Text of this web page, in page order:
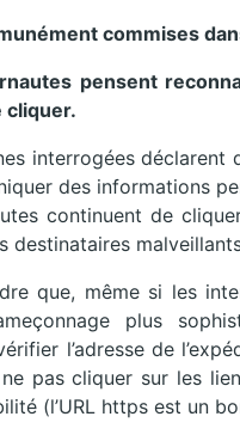
commises
pensent
cliquer.
interrogées déclarent
des informations
continuent de
destinataires
que, même si les
plus
l’adresse de
pas cliquer sur les
(l’URL https est un